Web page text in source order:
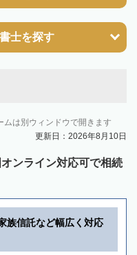
士を探す
は別ウィンドウで開きます
更新日：2026年8月10日
ンライン対応可で相続
族信託など幅広く対応